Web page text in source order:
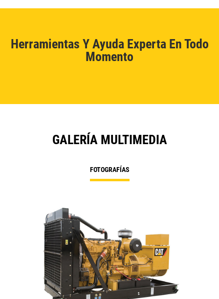
Herramientas Y Ayuda Experta En Todo
Momento
GALERÍA MULTIMEDIA
FOTOGRAFÍAS